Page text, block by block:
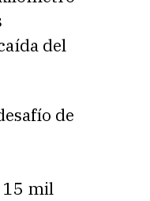
del
de
15 mil